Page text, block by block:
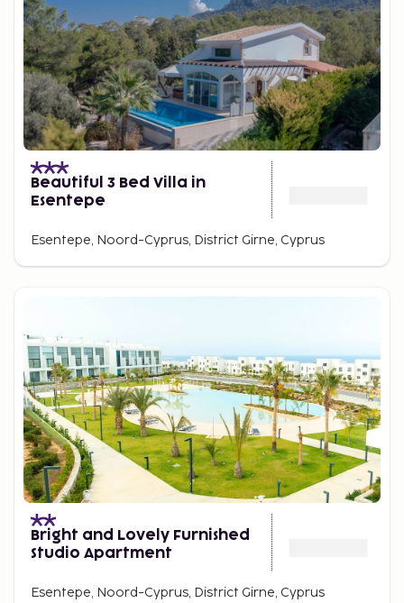
Beautiful 3 Bed Villa in
Esentepe
Esentepe, Noord-Cyprus, District Girne, Cyprus
Bright and Lovely Furnished
Studio Apartment
Esentepe, Noord-Cyprus, District Girne, Cyprus